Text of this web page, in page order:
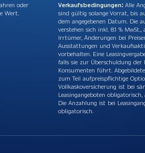
oder
Wert.
Verkaufsbedingungen: Alle
sind gültig solange Vorrat, bis
dem angegebenen Datum. Die
verstehen sich inkl. 8.1 % MwSt.,
Irrtümer, Änderungen bei
Ausstattungen und
vorbehalten. Eine
falls sie zur Überschuldung der
Konsumenten führt.
zum Teil aufpreispflichtige
Vollkaskoversicherung ist bei
Leasingangeboten
Die Anzahlung ist bei
obligatorisch.